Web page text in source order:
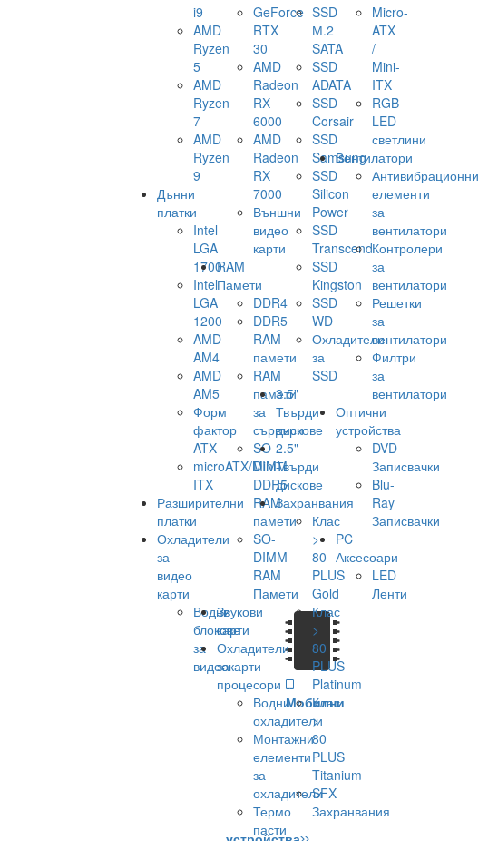
i9
AMD
Ryzen
5
AMD
Ryzen
7
AMD
Ryzen
9
Дънни
платки
Intel
LGA
1700
Intel
LGA
1200
AMD
AM4
AMD
AM5
Форм
фактор
ATX
microATX/Mini-
ITX
Разширителни
платки
Охладители
за
видео
карти
Водни
блокове
за
видеокарти
GeForce
RTX
30
AMD
Radeon
RX
6000
AMD
Radeon
RX
7000
Външни
видео
карти
RAM
Памети
DDR4
DDR5
RAM
памети
RAM
памети
за
сървъри
SO-
DIMM
DDR5
RAM
памети
SO-
DIMM
RAM
Памети
Звукови
карти
Охладители
за
процесори
Водни
охладители
Монтажни
елементи
за
охладители
Термо
пасти
SSD
М.2
SATA
SSD
ADATA
SSD
Corsair
SSD
Samsung
SSD
Silicon
Power
SSD
Transcend
SSD
Kingston
SSD
WD
Охладители
за
SSD
3.5"
Твърди
дискове
2.5"
Твърди
дискове
Захранвания
Клас
>
80
PLUS
Gold
Клас
>
80
PLUS
Platinum
Клас
>
80
PLUS
Titanium
SFX
Захранвания
Micro-
ATX
/
Mini-
ITX
RGB
LED
светлини
Вентилатори
Антивибрационни
елементи
за
вентилатори
Контролери
за
вентилатори
Решетки
за
вентилатори
Филтри
за
вентилатори
Оптични
устройства
DVD
Записвачки
Blu-
Ray
Записвачки
PC
Аксесоари
LED
Ленти
Мобилни